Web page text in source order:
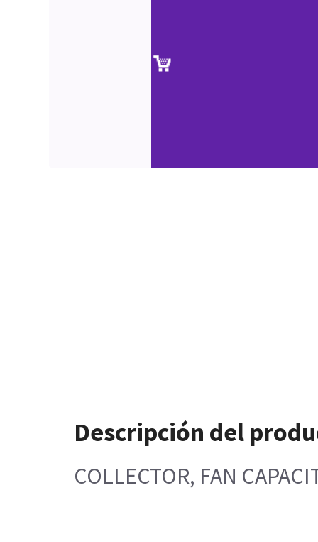
Descripción del
COLLECTOR, FAN